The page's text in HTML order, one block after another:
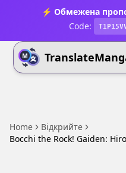
⚡ Обмежена
Code:
Home
Відкрийте
Bocchi the Rock! Gaiden: